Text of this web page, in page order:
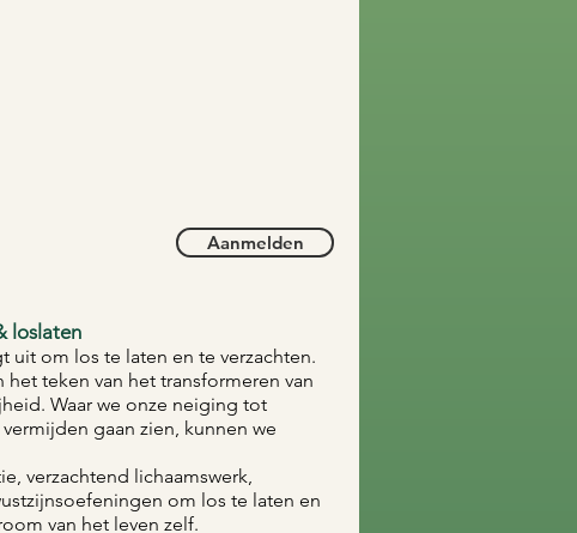
Aanmelden
loslaten
uit om los te laten en te verzachten.
het teken van het transformeren van
Waar we onze neiging tot
gaan zien, kunnen we
verzachtend lichaamswerk,
om los te laten en
van het leven zelf.